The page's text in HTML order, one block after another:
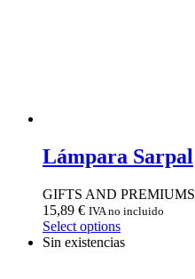
Lámpara Sarpal
GIFTS AND PREMIUMS
15,89 € IVA no incluido
Select options
Sin existencias